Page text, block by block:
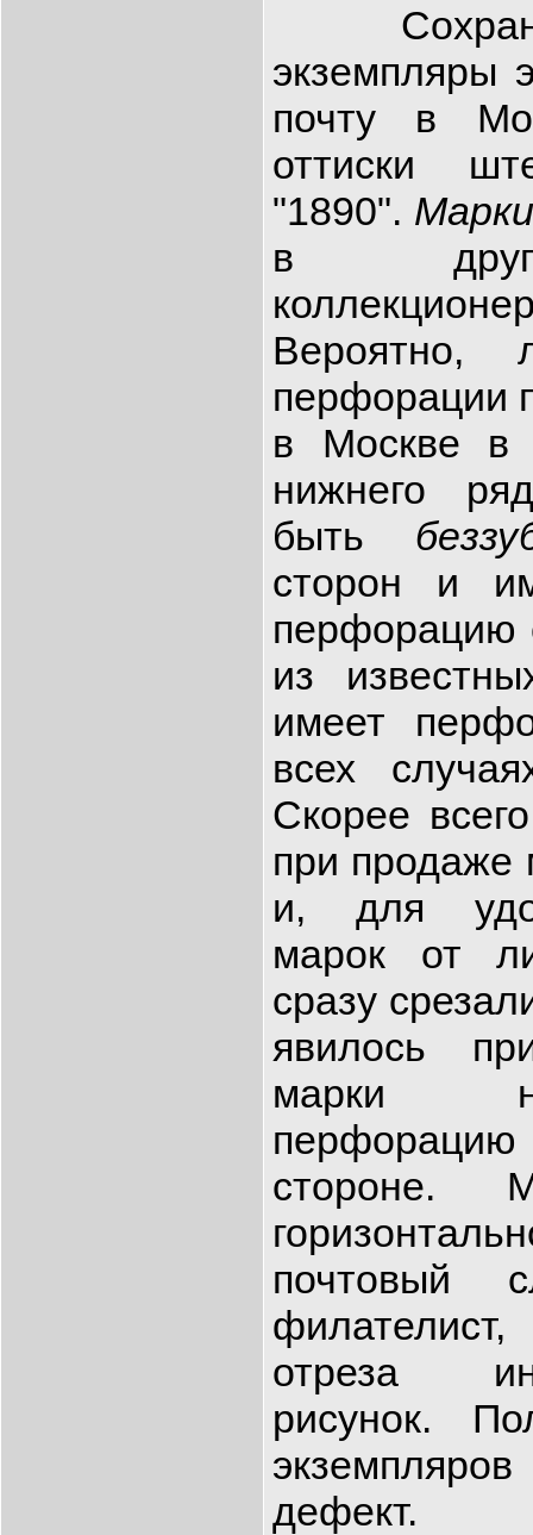
экземпляры
почту в
оттиски
"1890". Марки
в
Вероятно,
перфорации
в Москве в
нижнего
быть
сторон и
перфорацию
из
имеет
всех
Скорее
при продаже
и, для
марок от
сразу
явилось
марки
стороне.
почтовый
отреза
рисунок.
дефект.